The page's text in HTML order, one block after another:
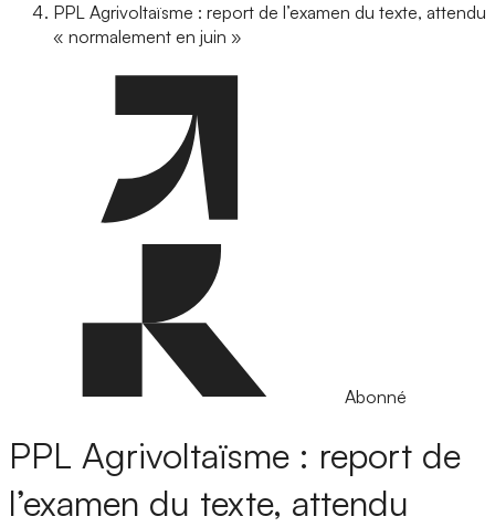
PPL Agrivoltaïsme : report de l’examen du texte, attendu
« normalement en juin »
Abonné
PPL Agrivoltaïsme : report de
l’examen du texte, attendu